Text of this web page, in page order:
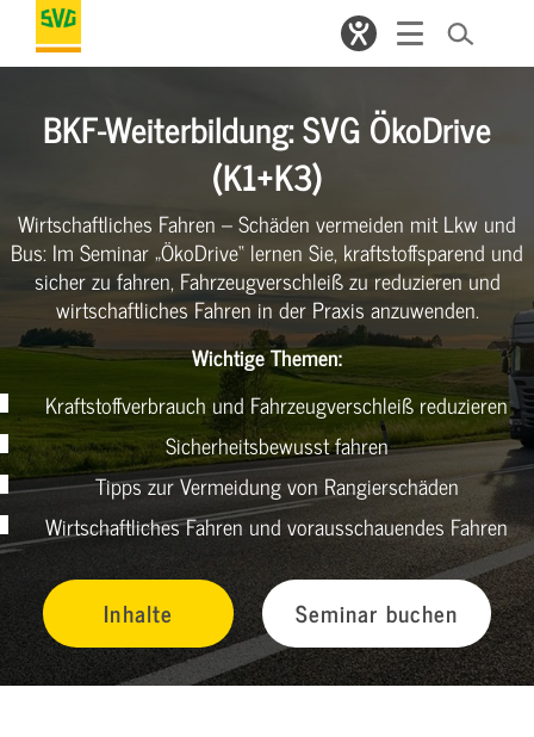
BKF-Weiterbildung: SVG ÖkoDrive
(K1+K3)
Wirtschaftliches Fahren – Schäden vermeiden mit Lkw und
Bus: Im Seminar „ÖkoDrive“ lernen Sie, kraftstoffsparend und
sicher zu fahren, Fahrzeugverschleiß zu reduzieren und
wirtschaftliches Fahren in der Praxis anzuwenden.
Wichtige Themen:
Kraftstoffverbrauch und Fahrzeugverschleiß reduzieren
Sicherheitsbewusst fahren
Tipps zur Vermeidung von Rangierschäden
Wirtschaftliches Fahren und vorausschauendes Fahren
Inhalte Seminar buchen